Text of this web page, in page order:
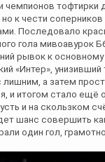
чемпионов тофтирки
но к чести
Последовало
гола мивоавурок
рывок к основному
«Интер», унизивший
лишним, а затем
и итогом стало ещё
и на скользком
шанс совершить
один гол,